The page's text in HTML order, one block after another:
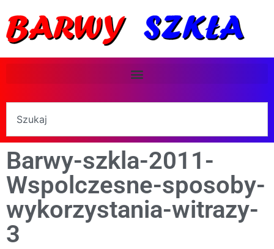
Barwy-szkla-2011-
Wspolczesne-sposoby-
wykorzystania-witrazy-
3